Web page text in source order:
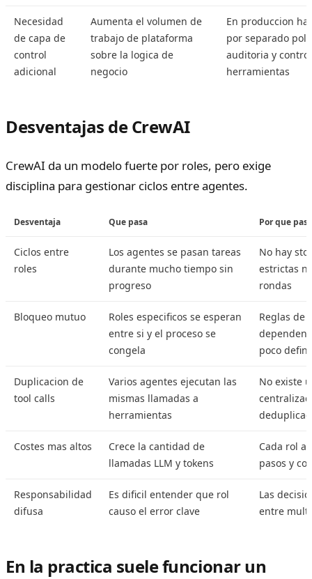
Necesidad
de capa de
control
adicional
Aumenta el volumen de
trabajo de plataforma
sobre la logica de
negocio
En produccion
por separado
auditoria y
herramientas
Desventajas de CrewAI
CrewAI da un modelo fuerte por roles, pero exige
disciplina para gestionar ciclos entre agentes.
Desventaja Que pasa Por que pasa
Ciclos entre
roles
Los agentes se pasan tareas
durante mucho tiempo sin
progreso
No hay
estrictas
rondas
Bloqueo mutuo
Roles especificos se esperan
entre si y el proceso se
congela
Reglas de
poco
Duplicacion de
tool calls
Varios agentes ejecutan las
mismas llamadas a
herramientas
No existe
Costes mas altos
Crece la cantidad de
llamadas LLM y tokens
Cada rol
pasos y
Responsabilidad
difusa
Es dificil entender que rol
causo el error clave
Las
entre
En la practica suele funcionar un